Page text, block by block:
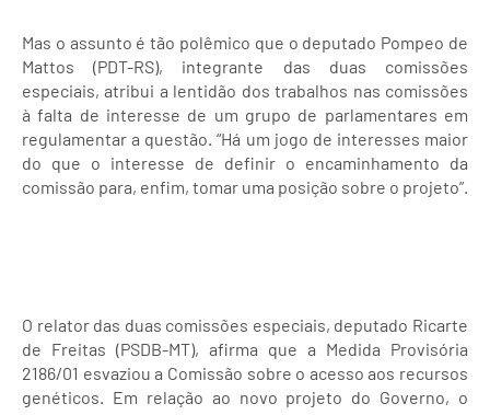
Mas o assunto é tão polêmico que o deputado Pompeo de
Mattos (PDT-RS), integrante das duas comissões
especiais, atribui a lentidão dos trabalhos nas comissões
à falta de interesse de um grupo de parlamentares em
regulamentar a questão. “Há um jogo de interesses maior
do que o interesse de definir o encaminhamento da
comissão para, enfim, tomar uma posição sobre o projeto”.
O relator das duas comissões especiais, deputado Ricarte
de Freitas (PSDB-MT), afirma que a Medida Provisória
2186/01 esvaziou a Comissão sobre o acesso aos recursos
genéticos. Em relação ao novo projeto do Governo, o